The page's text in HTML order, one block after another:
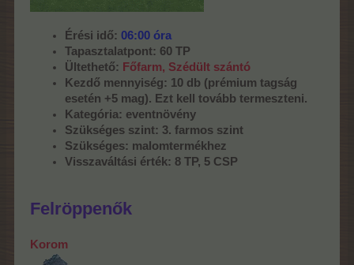
Érési idő: 06:00 óra
Tapasztalatpont: 60 TP
Ültethető: Főfarm, Szédült szántó
Kezdő mennyiség: 10 db (prémium tagság
esetén +5 mag). Ezt kell tovább termeszteni.
Kategória: eventnövény
Szükséges szint: 3. farmos szint
Szükséges: malomtermékhez
Visszaváltási érték: 8 TP, 5 CSP
Felröppenők
Korom